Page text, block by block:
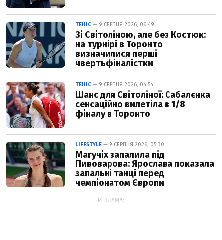
ТЕНІС — 9 СЕРПНЯ 2026, 06:49
Зі Світоліною, але без Костюк:
на турнірі в Торонто
визначилися перші
чвертьфіналістки
ТЕНІС — 9 СЕРПНЯ 2026, 04:54
Шанс для Світоліної: Сабалєнка
сенсаційно вилетіла в 1/8
фіналу в Торонто
LIFESTYLE — 9 СЕРПНЯ 2026, 05:30
Магучіх запалила під
Пивоварова: Ярослава показала
запальні танці перед
чемпіонатом Європи
РЕКЛАМА: